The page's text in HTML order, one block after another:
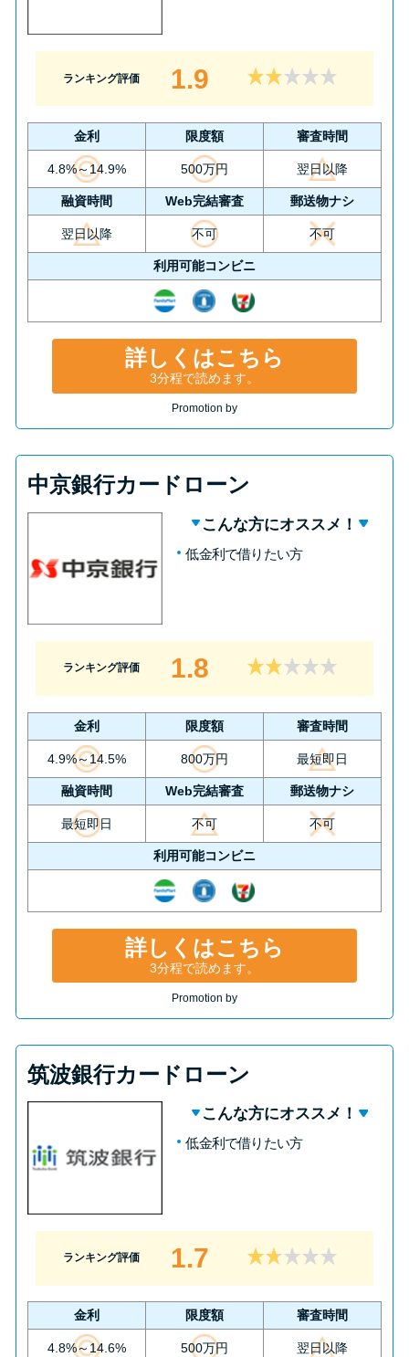
ランキング評価 1.9
金利 限度額 審査時間
4.8%～14.9% 500万円 翌日以降
融資時間 Web完結審査 郵送物ナシ
翌日以降 不可 不可
利用可能コンビニ
詳しくはこちら
3分程で読めます。
Promotion by
中京銀行カードローン
こんな方にオススメ！
低金利で借りたい方
ランキング評価 1.8
金利 限度額 審査時間
4.9%～14.5% 800万円 最短即日
融資時間 Web完結審査 郵送物ナシ
最短即日 不可 不可
利用可能コンビニ
詳しくはこちら
3分程で読めます。
Promotion by
筑波銀行カードローン
こんな方にオススメ！
低金利で借りたい方
ランキング評価 1.7
金利 限度額 審査時間
4.8%～14.6% 500万円 翌日以降